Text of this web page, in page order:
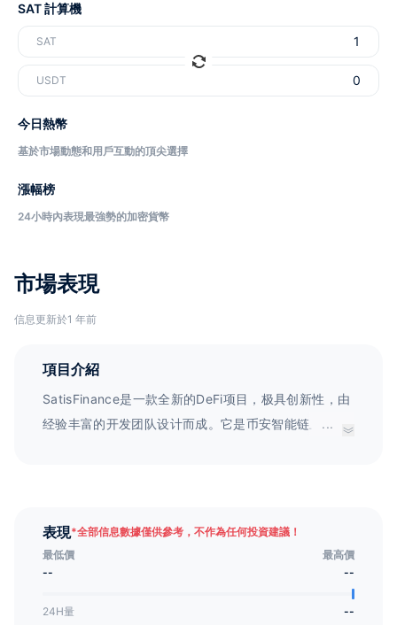
市場表現
信息更新於1 年前
項目介紹
SatisFinance是一款全新的DeFi项目，极具创新性，由
经验丰富的开发团队设计而成。它是币安智能链上的第
通货膨胀问题。
...
表現*全部信息數據僅供參考，不作為任何投資建議！
最低價
最高價
--
--
24H量
--
SAT 計算機
SAT
USDT
今日熱幣
基於市場動態和用戶互動的頂尖選擇
漲幅榜
24小時內表現最強勢的加密貨幣